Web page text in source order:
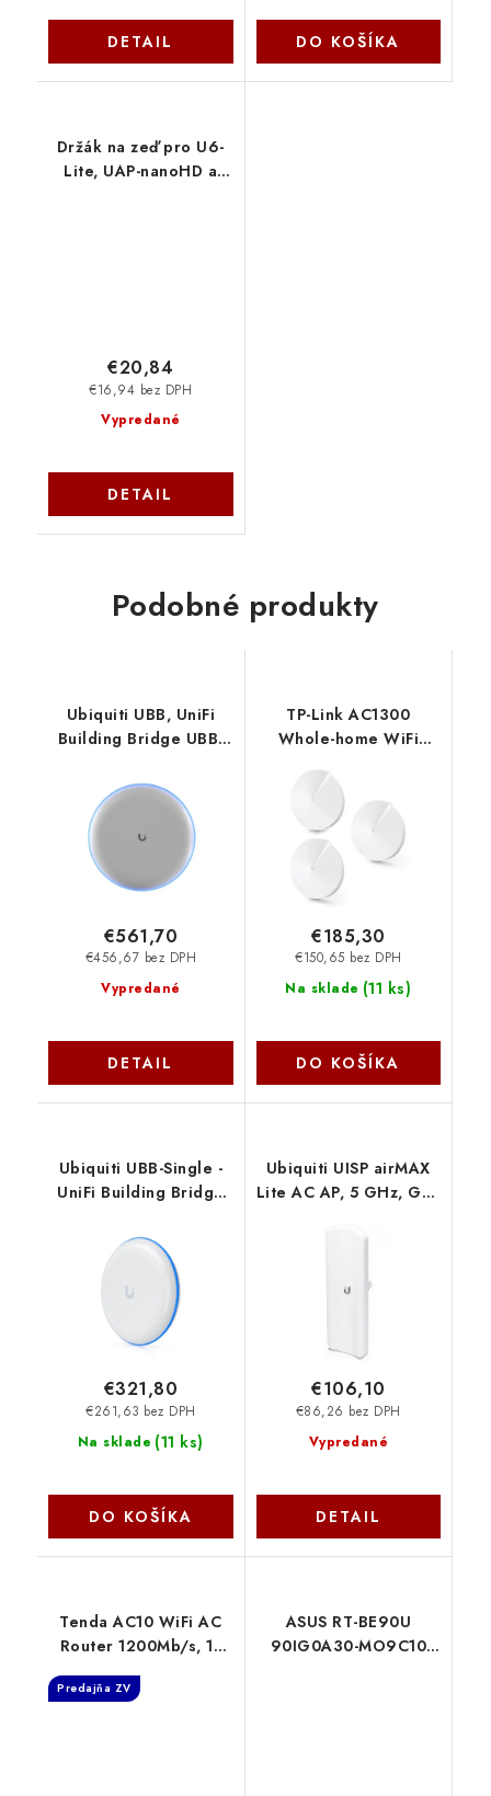
DETAIL DO KOŠÍKA
Držák na zeď pro U6-
Lite, UAP-nanoHD a
Vypredané
€16,94 bez DPH
€20,84
DETAIL
Podobné produkty
Ubiquiti UBB, UniFi
Building Bridge UBB-
Vypredané
€456,67 bez DPH
€561,70
DETAIL
TP-Link AC1300
Whole-home WiFi
Pack), 2xGb TP-link
Na sklade (11 ks)
€150,65 bez DPH
€185,30
DO KOŠÍKA
Ubiquiti UBB-Single -
UniFi Building Bridge
Na sklade (11 ks)
€261,63 bez DPH
€321,80
DO KOŠÍKA
Ubiquiti UISP airMAX
Lite AC AP, 5 GHz, GPS
Vypredané
€86,26 bez DPH
€106,10
DETAIL
Tenda AC10 WiFi AC
Router 1200Mb/s, 1x
server/klient, WISP,
Predajňa ZV
ASUS RT-BE90U
90IG0A30-MO9C10